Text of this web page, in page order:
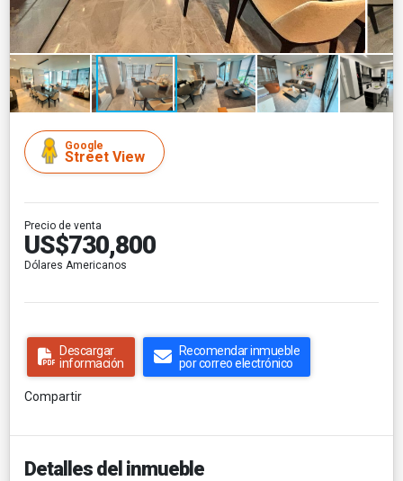
Google
Street View
Precio de venta
US$730,800
Dólares Americanos
Descargar
información
Recomendar inmueble
por correo electrónico
Compartir
Detalles del inmueble